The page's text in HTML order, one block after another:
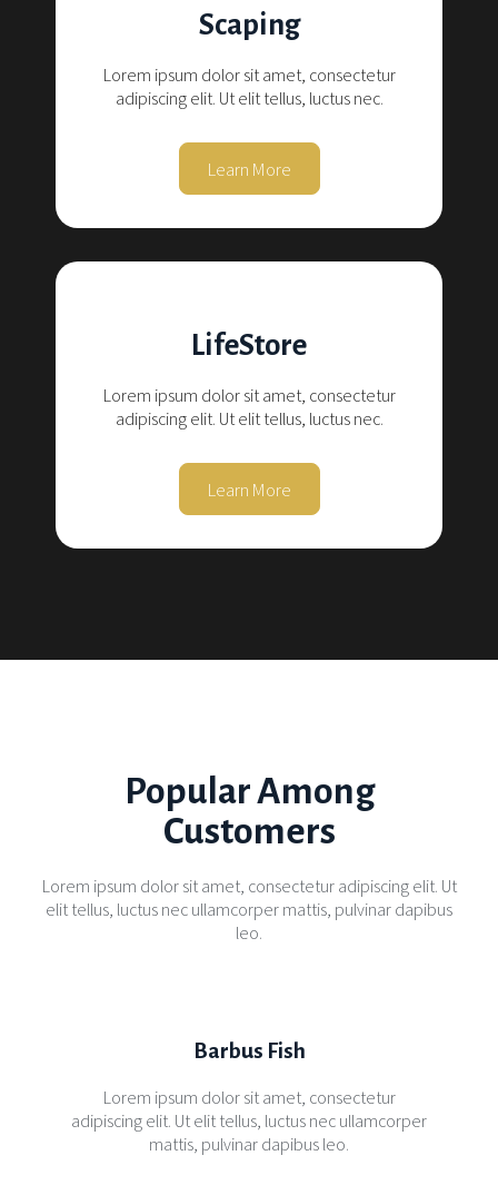
Scaping
Lorem ipsum dolor sit amet, consectetur
adipiscing elit. Ut elit tellus, luctus nec.
Learn More
LifeStore
Lorem ipsum dolor sit amet, consectetur
adipiscing elit. Ut elit tellus, luctus nec.
Learn More
Popular Among
Customers
Lorem ipsum dolor sit amet, consectetur adipiscing elit. Ut
elit tellus, luctus nec ullamcorper mattis, pulvinar dapibus
leo.
Barbus Fish
Lorem ipsum dolor sit amet, consectetur
adipiscing elit. Ut elit tellus, luctus nec ullamcorper
mattis, pulvinar dapibus leo.